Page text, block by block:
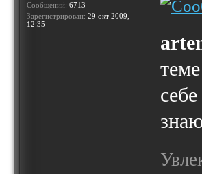
Сообщений: 6713
Зарегистрирован: 29 окт 2009,
12:35
теме